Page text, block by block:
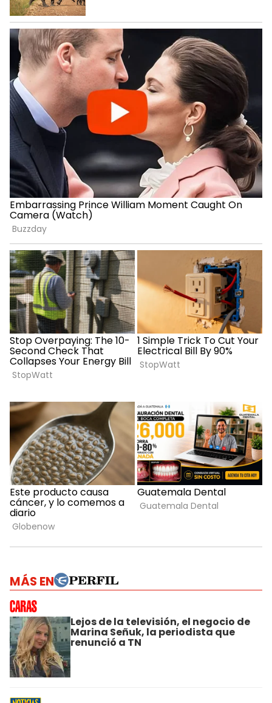
MÁS EN
Lejos de la televisión, el negocio de
Marina Señuk, la periodista que
renunció a TN